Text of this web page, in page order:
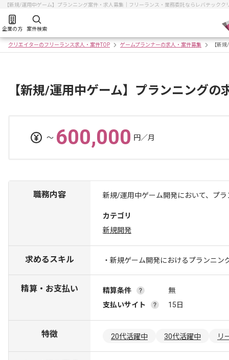
【新規/運用中ゲーム】プランニング案件・求人募集｜フリーランス・業務委託ならレバテックク
企業の方 案件検索
クリエイターのフリーランス求人・案件TOP ゲームプランナーの求人・案件募集 【新
【新規/運用中ゲーム】プランニングの
〜 600,000 円／月
職務内容 新規/運用中ゲーム開発において、プ
カテゴリ
新規開発
求めるスキル ・新規ゲーム開発におけるプランニン
精算・お支払い 精算条件
無
支払いサイト
15日
特徴 20代活躍中 30代活躍中 リ